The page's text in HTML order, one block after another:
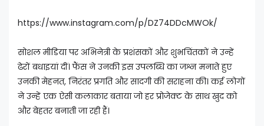
https://www.instagram.com/p/DZ74DDcMWOk/
सोशल मीडिया पर अभिनेत्री के प्रशंसकों और शुभचिंतकों ने उन्हें
ढेरों बधाइयां दीं। फैंस ने उनकी इस उपलब्धि का जश्न मनाते हुए
उनकी मेहनत, निरंतर प्रगति और सादगी की सराहना की। कई लोगों
ने उन्हें एक ऐसी कलाकार बताया जो हर प्रोजेक्ट के साथ खुद को
और बेहतर बनाती जा रही हैं।